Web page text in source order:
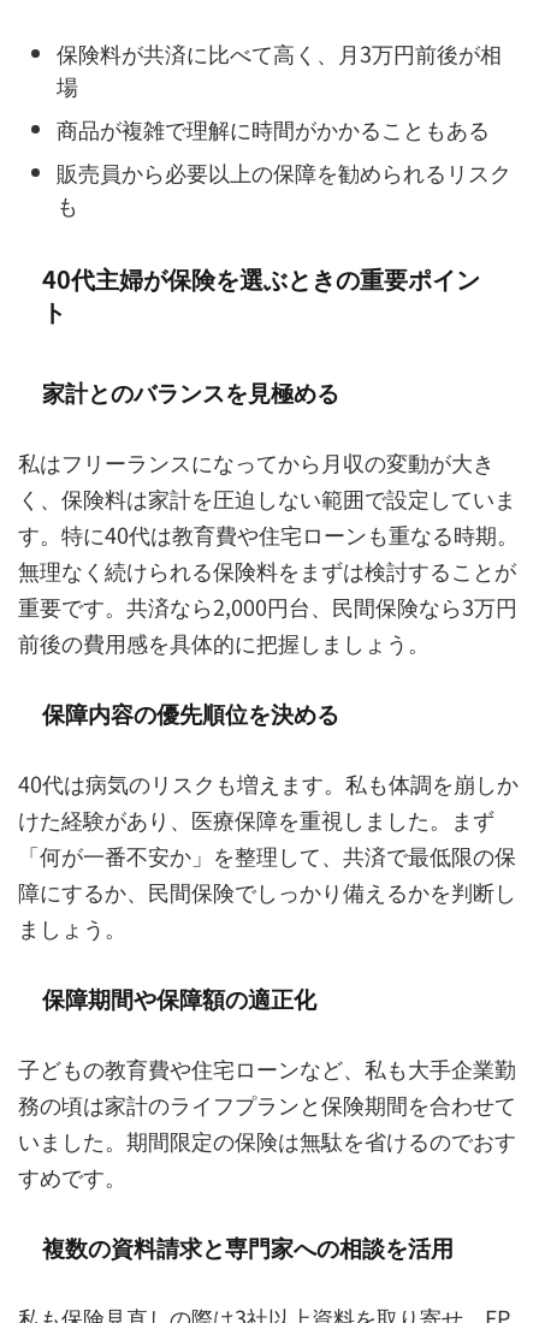
保険料が共済に比べて高く、月3万円前後が相
場
商品が複雑で理解に時間がかかることもある
販売員から必要以上の保障を勧められるリスク
も
40代主婦が保険を選ぶときの重要ポイン
ト
家計とのバランスを見極める
私はフリーランスになってから月収の変動が大き
く、保険料は家計を圧迫しない範囲で設定していま
す。特に40代は教育費や住宅ローンも重なる時期。
無理なく続けられる保険料をまずは検討することが
重要です。共済なら2,000円台、民間保険なら3万円
前後の費用感を具体的に把握しましょう。
保障内容の優先順位を決める
40代は病気のリスクも増えます。私も体調を崩しか
けた経験があり、医療保障を重視しました。まず
「何が一番不安か」を整理して、共済で最低限の保
障にするか、民間保険でしっかり備えるかを判断し
ましょう。
保障期間や保障額の適正化
子どもの教育費や住宅ローンなど、私も大手企業勤
務の頃は家計のライフプランと保険期間を合わせて
いました。期間限定の保険は無駄を省けるのでおす
すめです。
複数の資料請求と専門家への相談を活用